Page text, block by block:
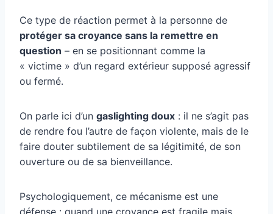
Ce type de réaction permet à la personne de
protéger sa croyance sans la remettre en
question – en se positionnant comme la
« victime » d’un regard extérieur supposé agressif
ou fermé.
On parle ici d’un gaslighting doux : il ne s’agit pas
de rendre fou l’autre de façon violente, mais de le
faire douter subtilement de sa légitimité, de son
ouverture ou de sa bienveillance.
Psychologiquement, ce mécanisme est une
défense : quand une croyance est fragile mais